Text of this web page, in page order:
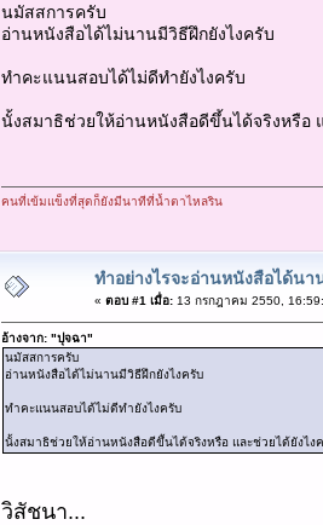
นมัสสการครับ
อ่านหนังสือได้ไม่นานมีวิธีฝึกยังไงครับ
ทำคะแนนสอบได้ไม่ดีทำยังไงครับ
นั้งสมาธิช่วยให้อ่านหนังสือดีขึ้นได้จริงหรือ
คนที่เข้มแข็งที่สุดก็ยังมีนาทีที่น้ำตาไหลริน
ทำอย่างไรจะอ่านหนังสือได้นา
« ตอบ #1 เมื่อ:13 กรกฎาคม 2550,
อ้างจาก: "ปุจฉา"
นมัสสการครับ
อ่านหนังสือได้ไม่นานมีวิธีฝึกยังไงครับ
ทำคะแนนสอบได้ไม่ดีทำยังไงครับ
นั้งสมาธิช่วยให้อ่านหนังสือดีขึ้นได้จริงหรือ และช่วยได้ยังไง
วิสัชนา...